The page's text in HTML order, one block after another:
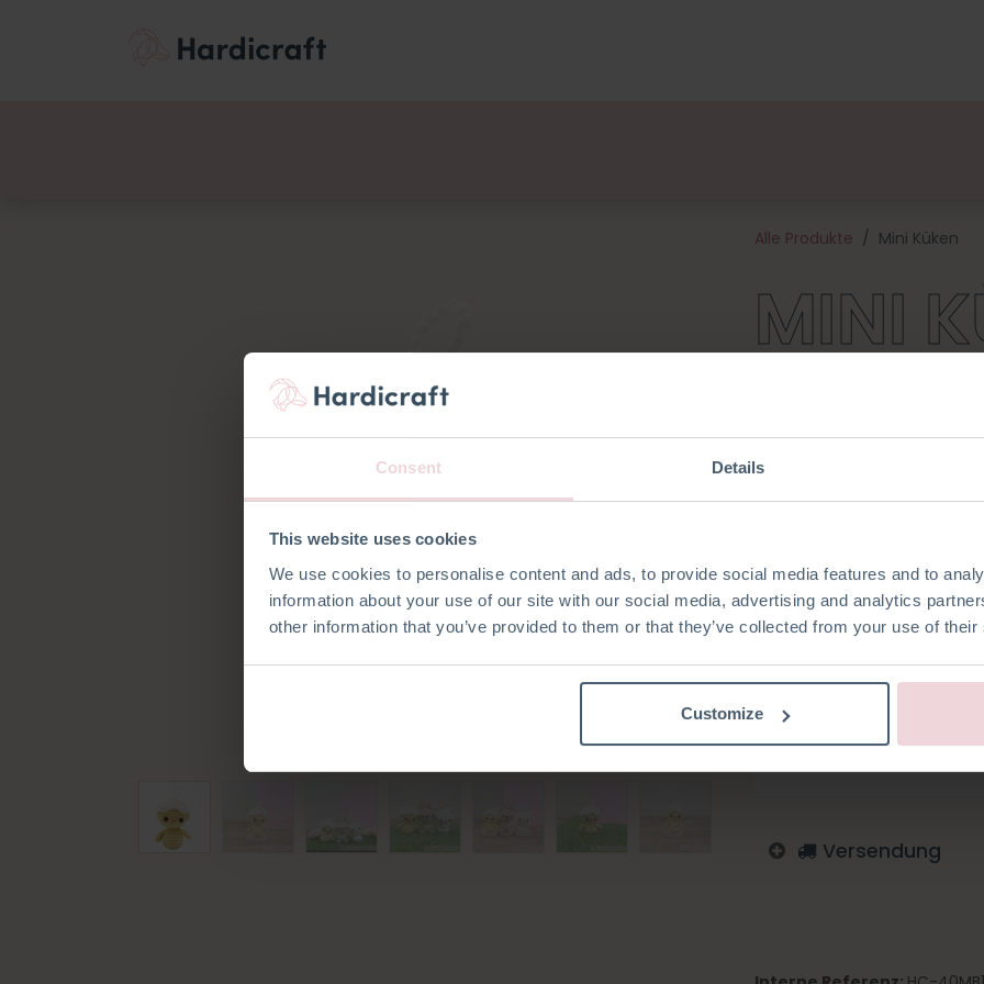
Consent Details
This website uses cookies
We use cookies to personalise content and ads, to provide social media features and to
information about your use of our site with our social media, advertising and analytics
other information that you’ve provided to them or that they’ve collected from your use of
Customize
Alle Produkte Mini Küken
MINI
Beginnen Sie den Frühling
Mini Hasen und dem Mini
niedlich, ein lustiges Projekt
hochwertiges Garn aus 100
Anfang benötigt werden
9 cm groß und wird mit
Auf die Wunschliste
Melden Sie sich an, um
Italienisch
Spanisch
Tschechisch
Versendung